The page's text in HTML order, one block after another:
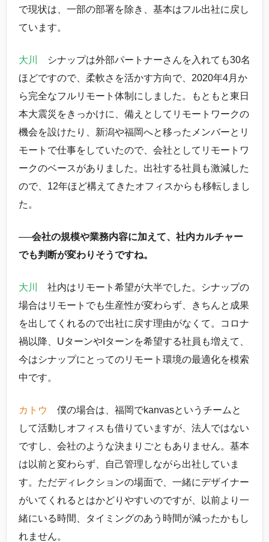
で現状は、一部の部署を除き、基本はフル出社に戻し
ています。
大川
シナップは外部パートナーさんを入れても30名
ほどですので、柔軟さを活かす方向で、2020年4月か
ら完全なフルリモート体制にしました。もともと東日
本大震災をきっかけに、備えとしてリモートワークの
機会を設けたり、新潟や福岡へと移ったメンバーとリ
モートで仕事をしていたので、会社としてリモートワ
ークのベースがありました。出社する社員も激減した
ので、12年ほど構えてきたオフィスからも移転しまし
た。
──会社の規模や業務内容に加えて、社内カルチャー
でも判断が変わりそうですね。
大川
社内はリモート希望が大半でした。シナップの
場合はリモートでも生産性が変わらず、きちんと成果
を出してくれるので出社に戻す理由がなくて。コロナ
禍以降、UターンやIターンを希望する社員も増えて、
今はシナップにとってのリモート環境の最適化を模索
中です。
カトウ
僕の場合は、福岡でkanvasというチームと
して活動しオフィスも借りていますが、法人ではない
ですし、会社のような決まりごともありません。基本
は以前と変わらず、自己管理しながら出社していま
す。ただディレクションの場面で、一緒にデザイナー
がいてくれるとはかどりやすいのですが、以前より一
緒にいる時間、タイミングのあう時間が減ったかもし
れません。